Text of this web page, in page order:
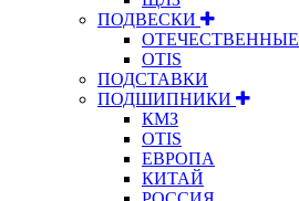
ПОДВЕСКИ
ОТЕЧЕСТВЕННЫЕ
OTIS
ПОДСТАВКИ
ПОДШИПНИКИ
КМЗ
OTIS
ЕВРОПА
КИТАЙ